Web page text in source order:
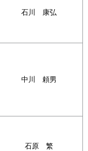
石川 康弘
中川 頼男
石原 繁